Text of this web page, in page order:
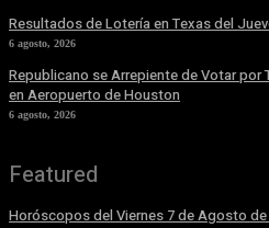
Resultados de Lotería en Texas del
6 agosto, 2026
Republicano se Arrepiente de Votar por
en Aeropuerto de Houston
6 agosto, 2026
Featured
Horóscopos del Viernes 7 de Agosto de